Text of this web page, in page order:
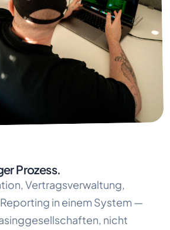
Prozess.
Vertragsverwaltung,
in einem System —
nicht